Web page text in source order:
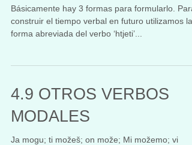
Básicamente hay 3 formas para formularlo. Para
construir el tiempo verbal en futuro utilizamos la
forma abreviada del verbo ‘htjeti’...
4.9 OTROS VERBOS
MODALES
Ja mogu; ti možeš; on može; Mi možemo; vi